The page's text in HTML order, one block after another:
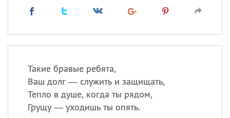
Такие бравые ребята,
Ваш долг — служить и защищать,
Тепло в душе, когда ты рядом,
Грущу — уходишь ты опять.